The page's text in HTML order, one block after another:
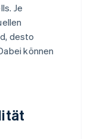
Je
desto
können